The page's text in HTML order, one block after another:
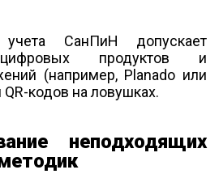
СанПиН допускает
цифровых продуктов и
(например, Planado или
кодов на ловушках.
неподходящих